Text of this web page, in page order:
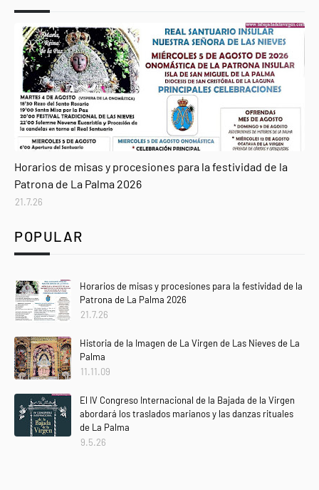
Horarios de misas y procesiones para la festividad de la
Patrona de La Palma 2026
21.7.26
POPULAR
Horarios de misas y procesiones para la festividad de la
Patrona de La Palma 2026
21.7.26
Historia de la Imagen de La Virgen de Las Nieves de La
Palma
11.11.09
El IV Congreso Internacional de la Bajada de la Virgen
abordará los traslados marianos y las danzas rituales
de La Palma
9.5.26